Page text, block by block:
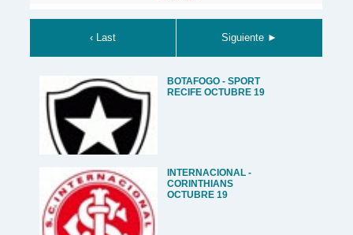
‹ Last Siguiente ►
BOTAFOGO - SPORT
RECIFE OCTUBRE 19
INTERNACIONAL -
CORINTHIANS
OCTUBRE 19